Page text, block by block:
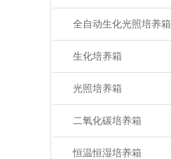
全自动生化光照培养箱
生化培养箱
光照培养箱
二氧化碳培养箱
恒温恒湿培养箱